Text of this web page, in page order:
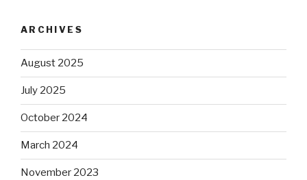
ARCHIVES
August 2025
July 2025
October 2024
March 2024
November 2023